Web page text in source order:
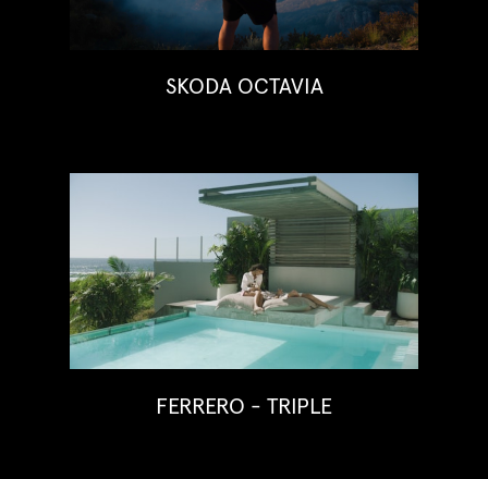
SKODA OCTAVIA
FERRERO - TRIPLE